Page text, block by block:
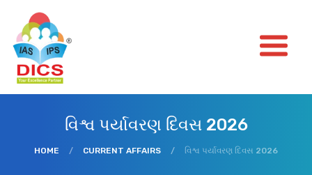
વિશ્વ પર્યાવરણ દિવસ 2026
HOME / CURRENT AFFAIRS / વિશ્વ પર્યાવરણ દિવસ 2026